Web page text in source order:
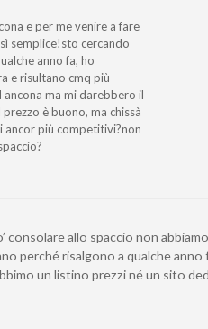
e per me venire a fare
semplice!sto cercando
anno fa, ho
e risultano cmq più
ma mi darebbero il
è buono, ma chissà
ancor più competitivi?non
consolare allo spaccio non
perché risalgono a qualche anno
un listino prezzi né un sito